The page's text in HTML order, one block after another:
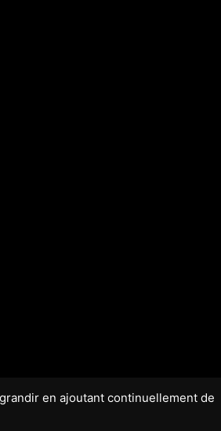
en ajoutant continuellement de